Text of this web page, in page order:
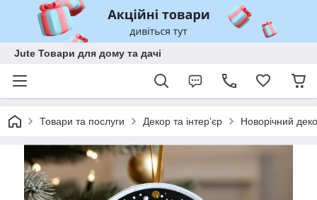
Jute Товари для дому та дачі
Товари та послуги Декор та інтер’єр Новорічний